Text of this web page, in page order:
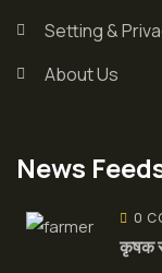
Setting &
About Us
News
0
कृषक